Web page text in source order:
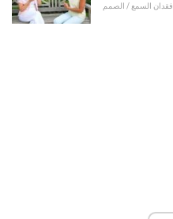
فقدان السمع / الصمم